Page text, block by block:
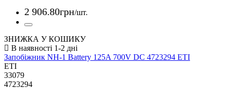
2 906.80грн/шт.
ЗНИЖКА У КОШИКУ
Запобіжник NH-1 Battery 125A 700V DC 4723294 ETI
ETI
33079
4723294